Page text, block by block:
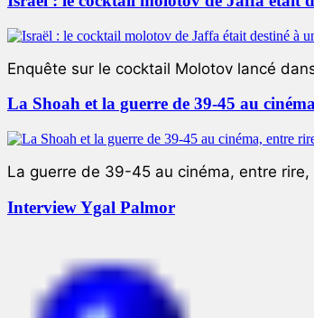
Enquête sur le cocktail Molotov lancé
La Shoah et la guerre de 39-45 au
La guerre de 39-45 au cinéma, entre
Interview Ygal Palmor